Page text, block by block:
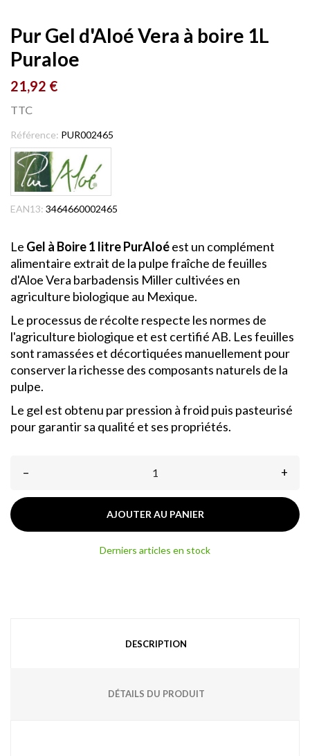
Pur Gel d'Aloé Vera à boire 1L
Puraloe
21,92 €
TTC
Référence: PUR002465
EAN13: 3464660002465
Le Gel à Boire 1 litre PurAloéest un complément
alimentaire extrait de la pulpe fraîche de feuilles
d'Aloe Vera barbadensis Miller cultivées en
agriculture biologique au Mexique.
Le processus de récolte respecte les normes de
l'agriculture biologique et est certifié AB. Les feuilles
sont ramassées et décortiquées manuellement pour
conserver la richesse des composants naturels de la
pulpe.
Le gel est obtenu par pression à froid puis pasteurisé
pour garantir sa qualité et ses propriétés.
– +
AJOUTER AU PANIER
Derniers articles en stock
DESCRIPTION
DÉTAILS DU PRODUIT